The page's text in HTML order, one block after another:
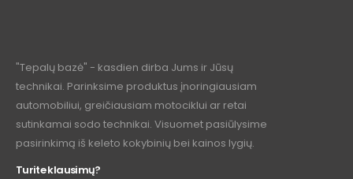
"Tepalų bazė" - kasdien dirba Jums ir Jūsų
technikai. Parinksime produktus įnoringiausiam
automobiliui, greičiausiam motociklui ar retai
sutinkamai sodo technikai. Visuomet pasiūlysime
pasirinkimą iš keleto kokybinių bei kainos lygių.
Turite klausimų?